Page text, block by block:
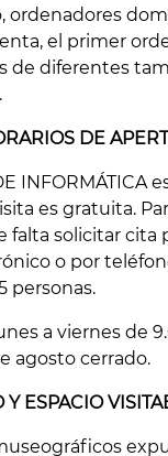
ordenadores
el primer
de diferentes
DE
INFORMÁTICA
es gratuita.
falta solicitar cita
o por
personas.
a viernes de
agosto cerrado.
Y ESPACIO